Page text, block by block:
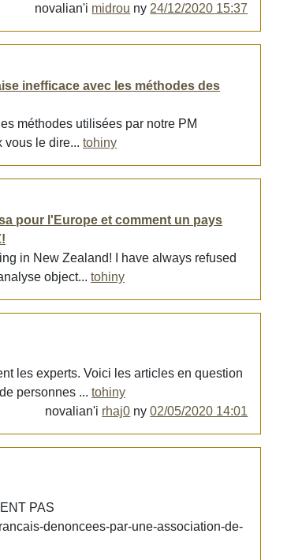
novalian'i midrou ny 24/12/2020 15:37
inefficace avec les méthodes des
méthodes utilisées par notre PM
vous le dire... tohiny
pour l'Europe et comment un pays
in New Zealand! I have always refused
object... tohiny
les experts. Voici les articles en question
personnes ... tohiny
novalian'i rhaj0 ny02/05/2020 14:01
PAS
denoncees-par-une-association-de-